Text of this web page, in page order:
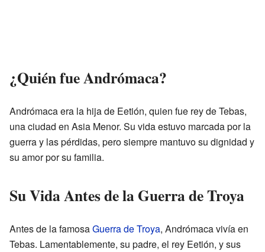
¿Quién fue Andrómaca?
Andrómaca era la hija de Eetión, quien fue rey de Tebas,
una ciudad en Asia Menor. Su vida estuvo marcada por la
guerra y las pérdidas, pero siempre mantuvo su dignidad y
su amor por su familia.
Su Vida Antes de la Guerra de Troya
Antes de la famosaGuerra de Troya, Andrómaca vivía en
Tebas. Lamentablemente, su padre, el rey Eetión, y sus